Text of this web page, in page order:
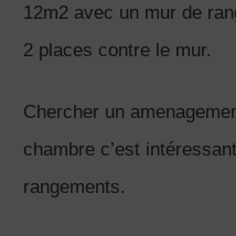
12m2 avec un mur de
2 places contre le mur.
Chercher un
chambre c’est
rangements.